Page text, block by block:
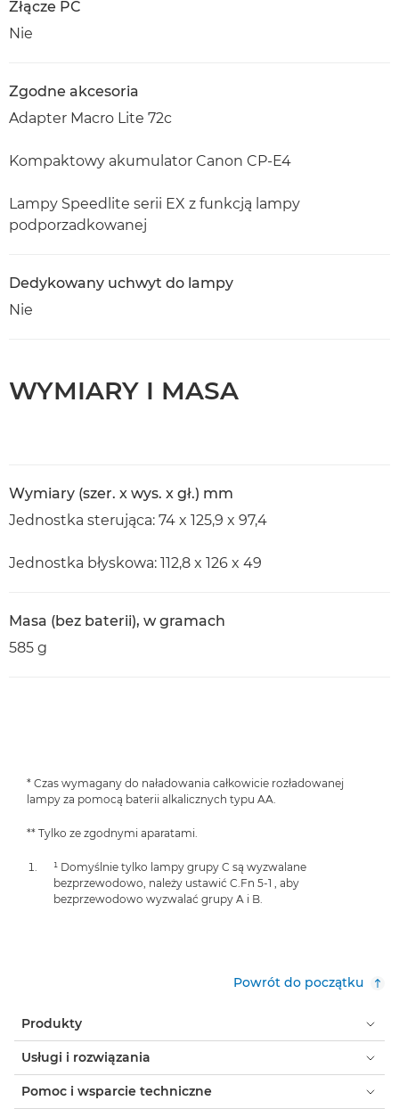
Złącze PC
Nie
Zgodne akcesoria
Adapter Macro Lite 72c
Kompaktowy akumulator Canon CP-E4
Lampy Speedlite serii EX z funkcją lampy
podporzadkowanej
Dedykowany uchwyt do lampy
Nie
WYMIARY I MASA
Wymiary (szer. x wys. x gł.) mm
Jednostka sterująca: 74 x 125,9 x 97,4
Jednostka błyskowa: 112,8 x 126 x 49
Masa (bez baterii), w gramach
585 g
* Czas wymagany do naładowania całkowicie rozładowanej
lampy za pomocą baterii alkalicznych typu AA.
** Tylko ze zgodnymi aparatami.
¹ Domyślnie tylko lampy grupy C są wyzwalane
bezprzewodowo, należy ustawić C.Fn 5-1 , aby
bezprzewodowo wyzwalać grupy A i B.
Powrót do początku
Produkty
Usługi i rozwiązania
Pomoc i wsparcie techniczne